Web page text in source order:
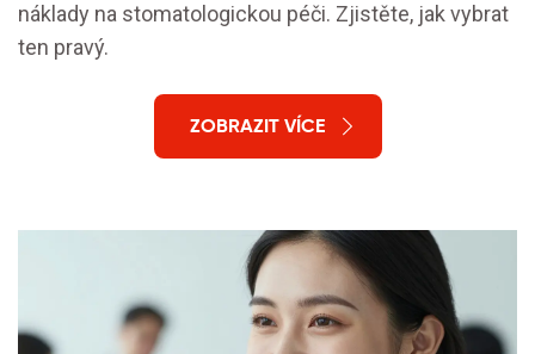
náklady na stomatologickou péči. Zjistěte, jak vybrat
ten pravý.
ZOBRAZIT VÍCE